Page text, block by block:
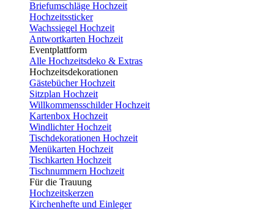
Briefumschläge Hochzeit
Hochzeitssticker
Wachssiegel Hochzeit
Antwortkarten Hochzeit
Eventplattform
Alle Hochzeitsdeko & Extras
Hochzeitsdekorationen
Gästebücher Hochzeit
Sitzplan Hochzeit
Willkommensschilder Hochzeit
Kartenbox Hochzeit
Windlichter Hochzeit
Tischdekorationen Hochzeit
Menükarten Hochzeit
Tischkarten Hochzeit
Tischnummern Hochzeit
Für die Trauung
Hochzeitskerzen
Kirchenhefte und Einleger